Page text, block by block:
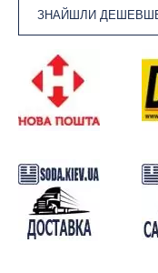
ЗНАЙШЛИ